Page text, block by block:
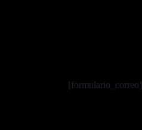
[formulario_correo]